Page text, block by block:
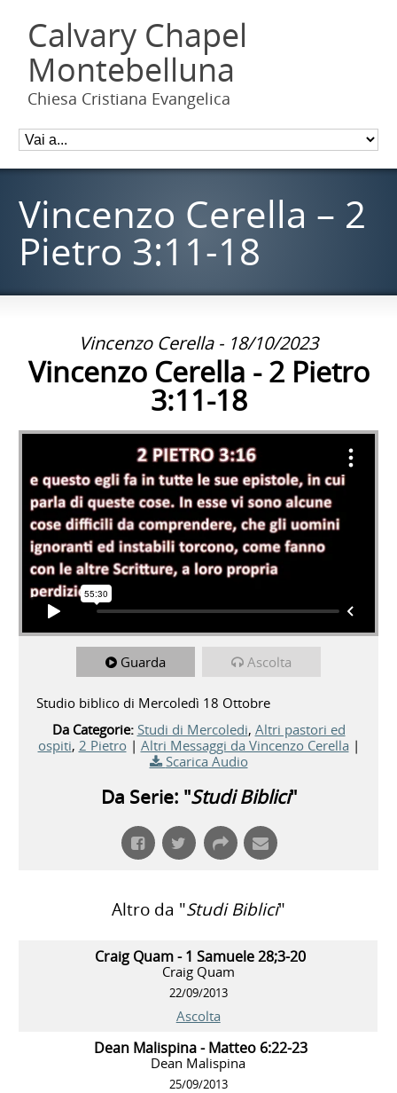
Calvary Chapel
Montebelluna
Chiesa Cristiana Evangelica
Vincenzo Cerella – 2
Pietro 3:11-18
Vincenzo Cerella - 18/10/2023
Vincenzo Cerella - 2 Pietro
3:11-18
Guarda Ascolta
Studio biblico di Mercoledì 18 Ottobre
Da Categorie: Studi di Mercoledi, Altri pastori ed
ospiti, 2 Pietro| Altri Messaggi da Vincenzo Cerella |
Scarica Audio
Da Serie: "Studi Biblici"
Altro da "Studi Biblici"
Craig Quam - 1 Samuele 28;3-20
Craig Quam
22/09/2013
Ascolta
Dean Malispina - Matteo 6:22-23
Dean Malispina
25/09/2013